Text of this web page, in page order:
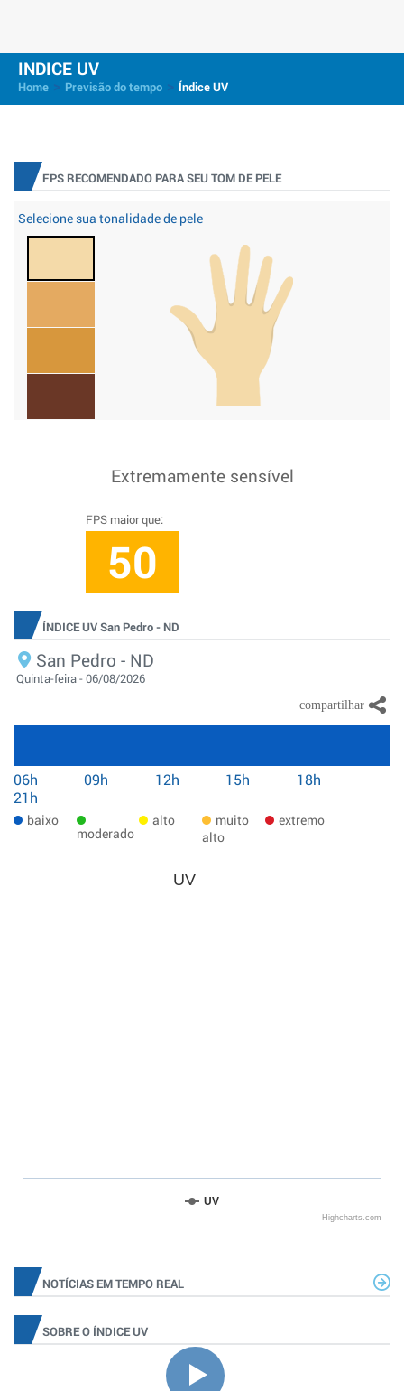
INDICE UV
Home Previsão do tempo Índice UV
FPS RECOMENDADO PARA SEU TOM DE PELE
Selecione sua tonalidade de pele
Extremamente sensível
FPS maior que:
50
ÍNDICE UV San Pedro - ND
San Pedro - ND
Quinta-feira - 06/08/2026
06h 09h 12h 15h
18h
21h
baixo
moderado
alto
muito
alto
extremo
UV
UV
Highcharts.com
NOTÍCIAS EM TEMPO REAL
SOBRE O ÍNDICE UV